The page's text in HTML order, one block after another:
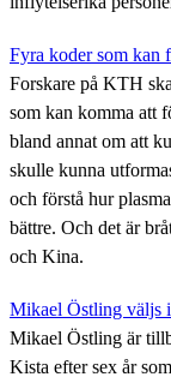
Fyra koder som kan
Forskare på KTH
som kan komma att
bland annat om att
skulle kunna
och förstå hur
bättre. Och det är
och Kina.
Mikael Östling väljs
Mikael Östling är
Kista efter sex år